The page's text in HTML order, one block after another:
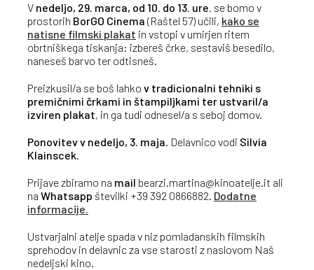
V nedeljo, 29. marca, od 10. do 13. ure, se bomo v
prostorih BorGO Cinema (Raštel 57) učili, kako se
natisne filmski plakat in vstopi v umirjen ritem
obrtniškega tiskanja: izbereš črke, sestaviš besedilo,
naneseš barvo ter odtisneš.
Preizkusil/a se boš lahko v tradicionalni tehniki s
premičnimi črkami in štampiljkami ter ustvaril/a
izviren plakat, in ga tudi odnesel/a s seboj domov.
Ponovitev v nedeljo, 3. maja. Delavnico vodi Silvia
Klainscek.
Prijave zbiramo na mail bearzi.martina@kinoatelje.it ali
na Whatsapp številki +39 392 0866882. Dodatne
informacije.
Ustvarjalni atelje spada v niz pomladanskih filmskih
sprehodov in delavnic za vse starosti z naslovom Naš
nedeljski kino.